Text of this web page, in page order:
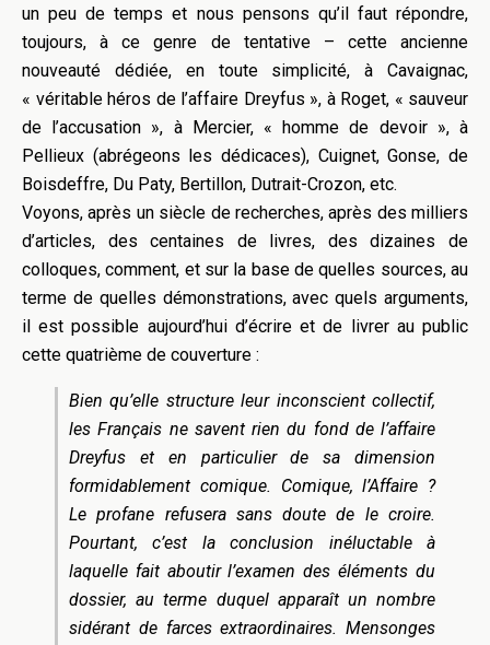
un peu de temps et nous pensons qu’il faut répondre,
toujours, à ce genre de tentative – cette ancienne
nouveauté dédiée, en toute simplicité, à Cavaignac,
« véritable héros de l’affaire Dreyfus », à Roget, « sauveur
de l’accusation », à Mercier, « homme de devoir », à
Pellieux (abrégeons les dédicaces), Cuignet, Gonse, de
Boisdeffre, Du Paty, Bertillon, Dutrait-Crozon, etc.
Voyons, après un siècle de recherches, après des milliers
d’articles, des centaines de livres, des dizaines de
colloques, comment, et sur la base de quelles sources, au
terme de quelles démonstrations, avec quels arguments,
il est possible aujourd’hui d’écrire et de livrer au public
cette quatrième de couverture :
Bien qu’elle structure leur inconscient collectif,
les Français ne savent rien du fond de l’affaire
Dreyfus et en particulier de sa dimension
formidablement comique. Comique, l’Affaire ?
Le profane refusera sans doute de le croire.
Pourtant, c’est la conclusion inéluctable à
laquelle fait aboutir l’examen des éléments du
dossier, au terme duquel apparaît un nombre
sidérant de farces extraordinaires. Mensonges